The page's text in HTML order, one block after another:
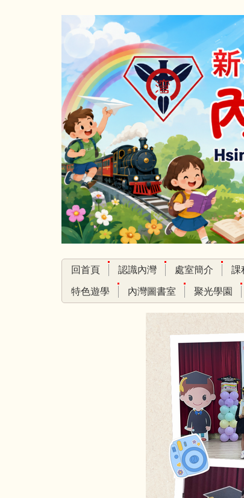
回首頁 認識內灣 處室簡介 課
特色遊學 內灣圖書室 聚光學園